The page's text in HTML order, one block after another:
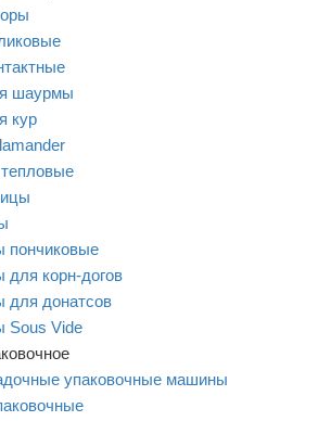
шаурмы
кур
пончиковые
для корн-догов
для донатсов
Sous Vide
упаковочные машины